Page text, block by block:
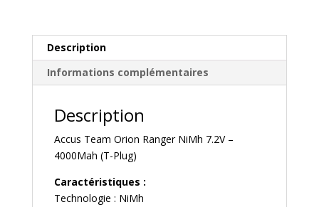
Team
Orion
Description
Informations complémentaires
Description
Accus Team Orion Ranger NiMh 7.2V –
4000Mah (T-Plug)
Caractéristiques :
Technologie : NiMh